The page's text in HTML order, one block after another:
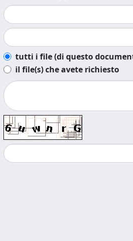
tutti i file (di questo
il file(s) che avete richiesto